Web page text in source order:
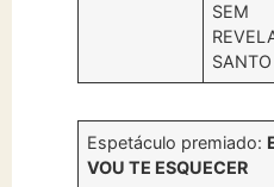
SEM
SANTO
Espetáculo premiado:
VOU TE ESQUECER